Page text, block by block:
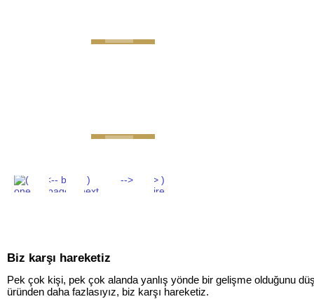
Biz karşı hareketiz
Pek çok kişi, pek çok alanda yanlış yönde bir gelişme olduğunu
üründen daha fazlasıyız, biz karşı hareketiz.